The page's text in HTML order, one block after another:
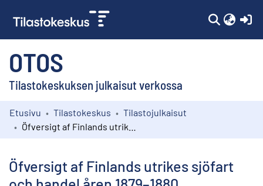
OTOS
Tilastokeskuksen julkaisut verkossa
Kokoelmat
Etusivu Tilastokeskus
Tilastojulkaisut
Öfversigt af Finlands utrikes sjöfart